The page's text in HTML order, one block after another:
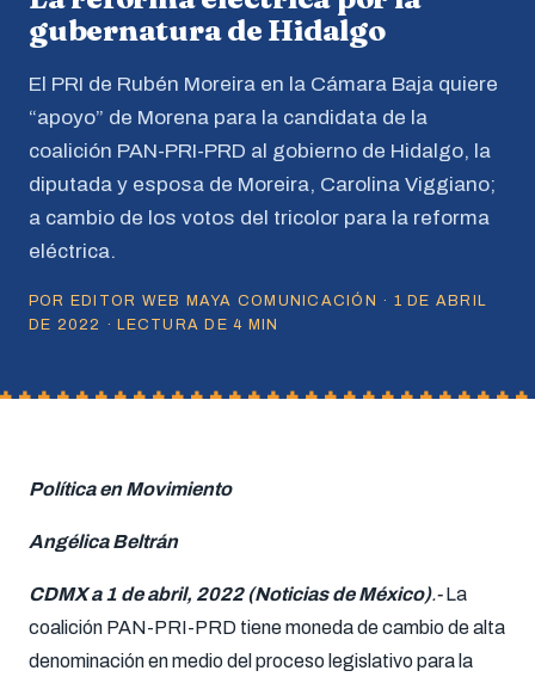
gubernatura de Hidalgo
El PRI de Rubén Moreira en la Cámara Baja quiere
“apoyo” de Morena para la candidata de la
coalición PAN-PRI-PRD al gobierno de Hidalgo, la
diputada y esposa de Moreira, Carolina Viggiano;
a cambio de los votos del tricolor para la reforma
eléctrica.
POR EDITOR WEB MAYA COMUNICACIÓN · 1 DE ABRIL
DE 2022 · LECTURA DE 4 MIN
Política en Movimiento
Angélica Beltrán
CDMX a 1 de abril, 2022 (Noticias de México).-La
coalición PAN-PRI-PRD tiene moneda de cambio de alta
denominación en medio del proceso legislativo para la